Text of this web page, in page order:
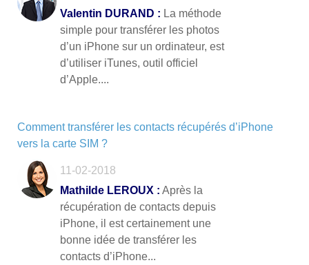
Valentin DURAND : La méthode
simple pour transférer les photos
d’un iPhone sur un ordinateur, est
d’utiliser iTunes, outil officiel
d’Apple....
Comment transférer les contacts récupérés d’iPhone
vers la carte SIM ?
11-02-2018
Mathilde LEROUX : Après la
récupération de contacts depuis
iPhone, il est certainement une
bonne idée de transférer les
contacts d’iPhone...